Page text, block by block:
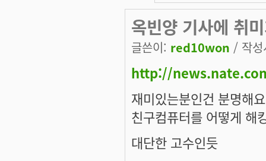
옥빈양 기사에 취
글쓴이: red10won / 작
http://
재미있는분인건 분명해
친구컴퓨터를 어떻게 해
대단한 고수인듯